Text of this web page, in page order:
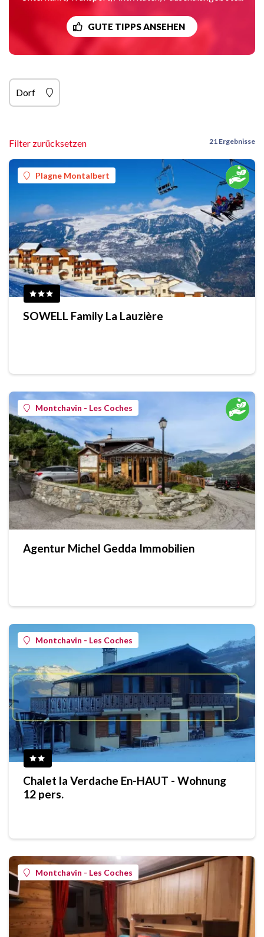
GUTE TIPPS ANSEHEN
Dorf
Filter zurücksetzen 21 Ergebnisse
Plagne Montalbert
SOWELL Family La Lauzière
Montchavin - Les Coches
Agentur Michel Gedda Immobilien
Montchavin - Les Coches
Chalet la Verdache En-HAUT - Wohnung
12 pers.
Montchavin - Les Coches